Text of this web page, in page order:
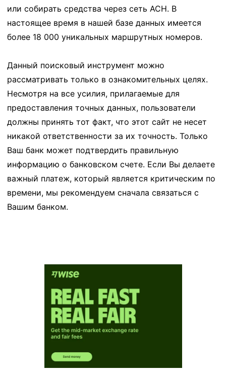
или собирать средства через сеть ACH. В
настоящее время в нашей базе данных имеется
более 18 000 уникальных маршрутных номеров.
Данный поисковый инструмент можно
рассматривать только в ознакомительных целях.
Несмотря на все усилия, прилагаемые для
предоставления точных данных, пользователи
должны принять тот факт, что этот сайт не несет
никакой ответственности за их точность. Только
Ваш банк может подтвердить правильную
информацию о банковском счете. Если Вы делаете
важный платеж, который является критическим по
времени, мы рекомендуем сначала связаться с
Вашим банком.